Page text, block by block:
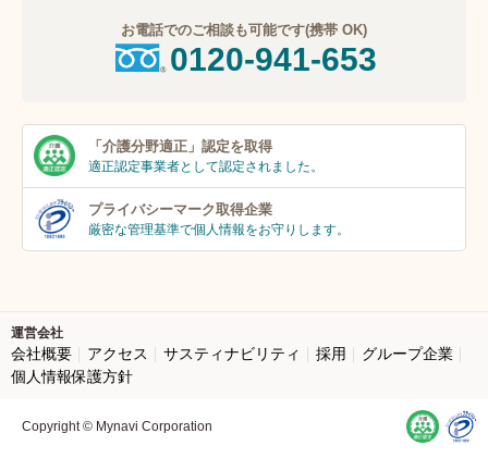
お電話でのご相談も可能です(携帯 OK)
0120-941-653
「介護分野適正」 認定を取得
適正認定事業者として認定されました。
プライバシーマーク取得企業
厳密な管理基準で個人情報をお守りします。
運営会社
会社概要 アクセス サスティナビリティ 採用
グループ企業
個人情報保護方針
Copyright © Mynavi Corporation